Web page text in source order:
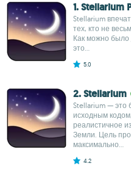
1. Stellarium
Stellarium
тех, кто не
Как можно было
это...
5.0
2. Stellarium
Stellarium — это
исходным
реалистичное
Земли. Цель
максимально...
4.2